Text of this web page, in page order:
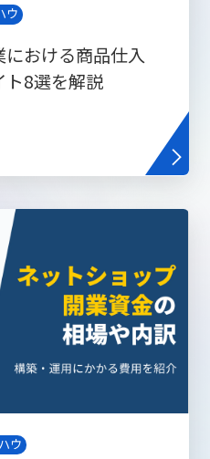
ウ
おける商品仕入
ト8選を解説
ウ